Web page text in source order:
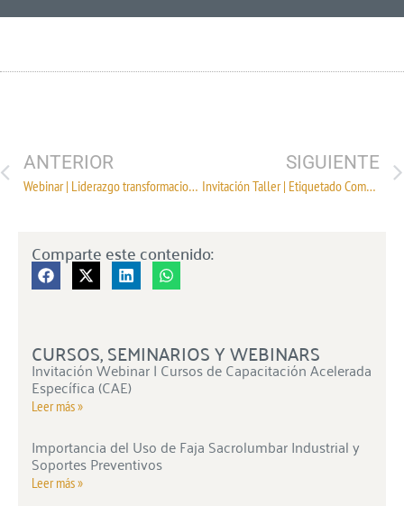
ANTERIOR
Webinar | Liderazgo transformacional
SIGUIENTE
Invitación Taller | Etiquetado Comercial, NOM-004-SE-2020
Comparte este contenido:
CURSOS, SEMINARIOS Y WEBINARS
Invitación Webinar | Cursos de Capacitación Acelerada
Específica (CAE)
Leer más »
Importancia del Uso de Faja Sacrolumbar Industrial y
Soportes Preventivos
Leer más »